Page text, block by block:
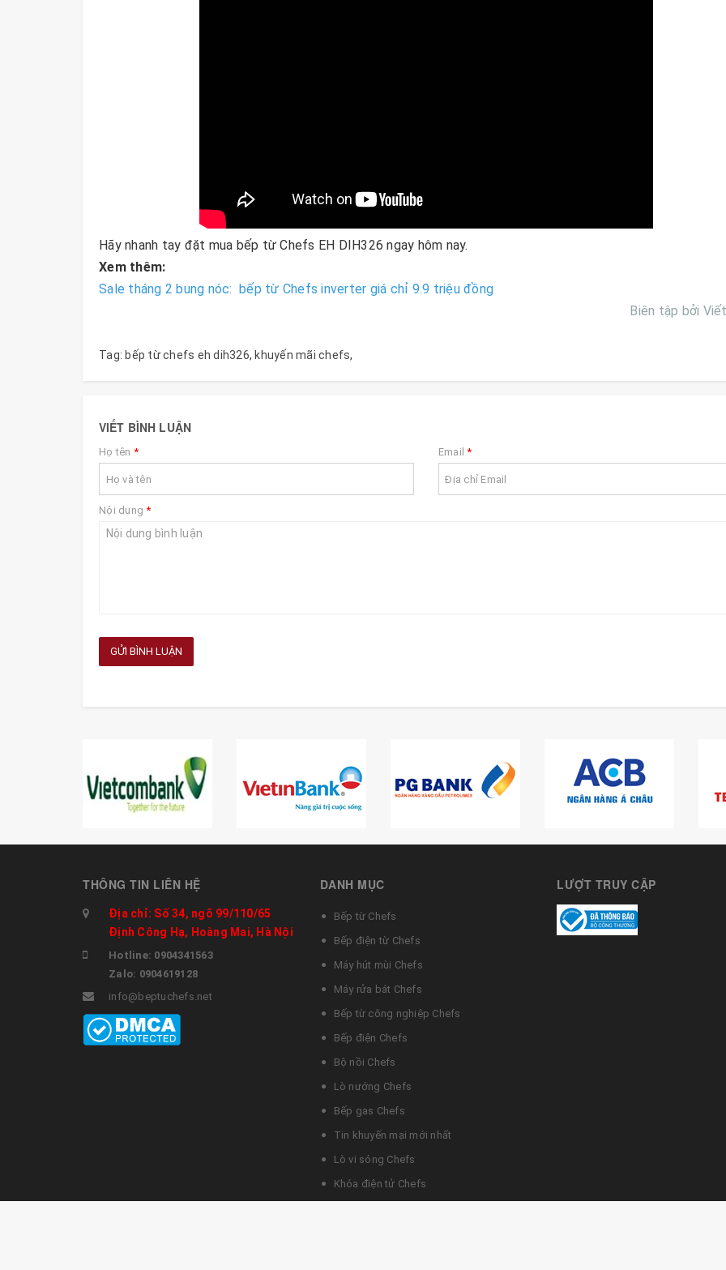
Hãy nhanh tay đặt mua bếp từ Chefs EH DIH326 ngay hôm nay.
Xem thêm:
Sale tháng 2 bung nóc: bếp từ Chefs inverter giá chỉ 9.9 triệu đồng
Biên tập bởi
Tag: bếp từ chefs eh dih326, khuyến mãi chefs,
VIẾT BÌNH LUẬN
Họ tên * Email*
Nội dung*
GỬI BÌNH LUẬN
THÔNG TIN LIÊN HỆ
Địa chỉ: Số 34, ngõ 99/110/65
Định Công Hạ, Hoàng Mai, Hà Nội
Hotline: 0904341563
Zalo: 0904619128
info@beptuchefs.net
DANH MỤC
Bếp từ Chefs
Bếp điện từ Chefs
Máy hút mùi Chefs
Máy rửa bát Chefs
Bếp từ công nghiệp Chefs
Bếp điện Chefs
Bộ nồi Chefs
Lò nướng Chefs
Bếp gas Chefs
Tin khuyến mại mới nhất
Lò vi sóng Chefs
Khóa điện tử Chefs
LƯỢT TRUY CẬP